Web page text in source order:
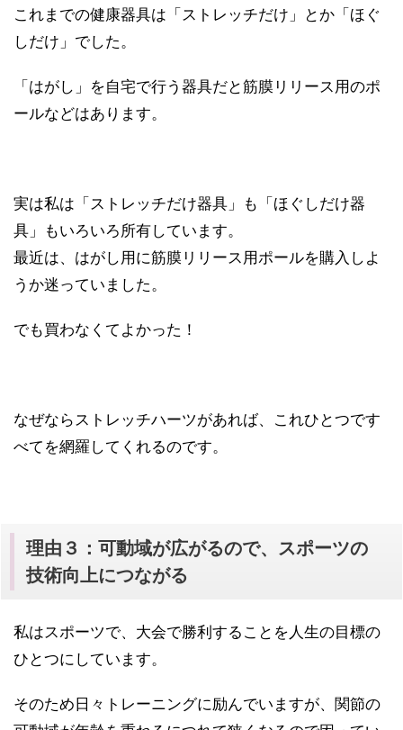
これまでの健康器具は「ストレッチだけ」とか「ほぐ
しだけ」でした。
「はがし」を自宅で行う器具だと筋膜リリース用のポ
ールなどはあります。
実は私は「ストレッチだけ器具」も「ほぐしだけ器
具」もいろいろ所有しています。
最近は、はがし用に筋膜リリース用ポールを購入しよ
うか迷っていました。
でも買わなくてよかった！
なぜならストレッチハーツがあれば、これひとつです
べてを網羅してくれるのです。
理由３：可動域が広がるので、スポーツの
技術向上につながる
私はスポーツで、大会で勝利することを人生の目標の
ひとつにしています。
そのため日々トレーニングに励んでいますが、関節の